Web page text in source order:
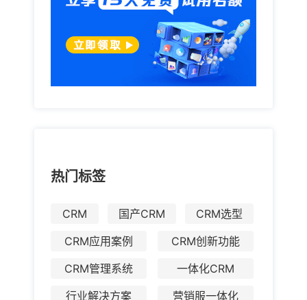
热门标签
CRM 国产CRM
CRM选型
CRM应用案例
CRM创新功能
CRM管理系统
一体化CRM
行业解决方案
营销服一体化